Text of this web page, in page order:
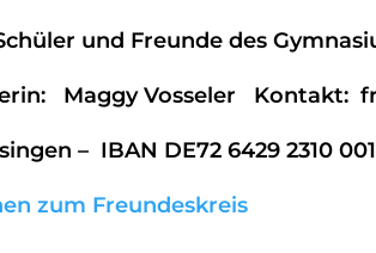
und Freunde des
Maggy Vosseler Kontakt:
– IBAN DE72 6429 2310
zum Freundeskreis